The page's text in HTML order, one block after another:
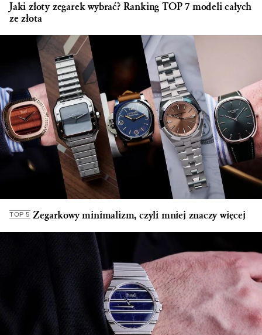
Jaki złoty zegarek wybrać? Ranking TOP 7 modeli całych
ze złota
TOP 5Zegarkowy minimalizm, czyli mniej znaczy więcej